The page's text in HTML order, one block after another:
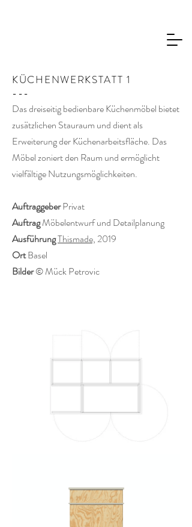
KÜCHENWERKSTATT 1
---
Das dreiseitig bedienbare Küchenmöbel bietet
zusätzlichen Stauraum und dient als
Erweiterung der Küchenarbeitsfläche. Das
Möbel zoniert den Raum und ermöglicht
vielfältige Nutzungsmöglichkeiten.
AuftraggeberPrivat
AuftragMöbelentwurf und Detailplanung
AusführungThismade, 2019
OrtBasel
Bilder© Mück Petrovic